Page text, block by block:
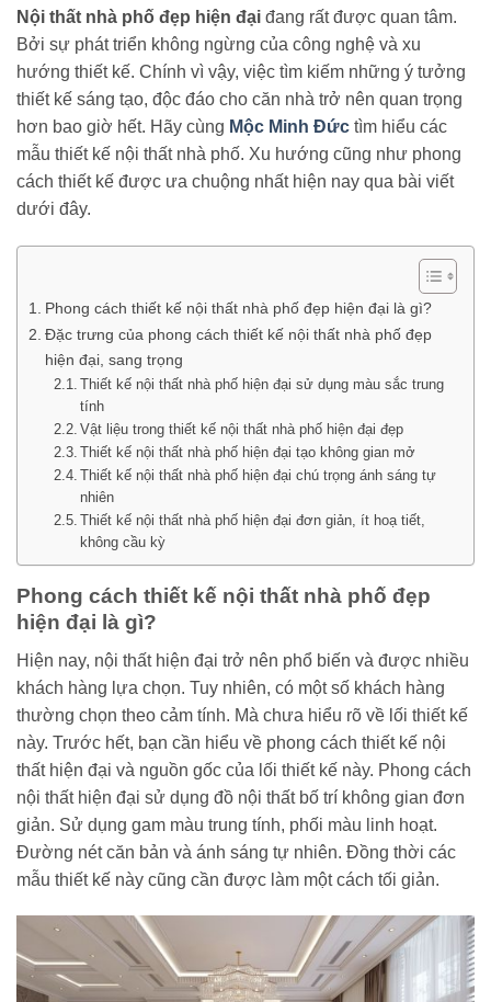
Nội thất nhà phố đẹp hiện đại đang rất được quan tâm.
Bởi sự phát triển không ngừng của công nghệ và xu
hướng thiết kế. Chính vì vậy, việc tìm kiếm những ý tưởng
thiết kế sáng tạo, độc đáo cho căn nhà trở nên quan trọng
hơn bao giờ hết. Hãy cùng Mộc Minh Đức tìm hiểu các
mẫu thiết kế nội thất nhà phố. Xu hướng cũng như phong
cách thiết kế được ưa chuộng nhất hiện nay qua bài viết
dưới đây.
Phong cách thiết kế nội thất nhà phố đẹp hiện đại là gì?
Đặc trưng của phong cách thiết kế nội thất nhà phố đẹp
hiện đại, sang trọng
Thiết kế nội thất nhà phố hiện đại sử dụng màu sắc trung
tính
Vật liệu trong thiết kế nội thất nhà phố hiện đại đẹp
Thiết kế nội thất nhà phố hiện đại tạo không gian mở
Thiết kế nội thất nhà phố hiện đại chú trọng ánh sáng tự
nhiên
Thiết kế nội thất nhà phố hiện đại đơn giản, ít hoạ tiết,
không cầu kỳ
Phong cách thiết kế nội thất nhà phố đẹp
hiện đại là gì?
Hiện nay, nội thất hiện đại trở nên phổ biến và được nhiều
khách hàng lựa chọn. Tuy nhiên, có một số khách hàng
thường chọn theo cảm tính. Mà chưa hiểu rõ về lối thiết kế
này. Trước hết, bạn cần hiểu về phong cách thiết kế nội
thất hiện đại và nguồn gốc của lối thiết kế này. Phong cách
nội thất hiện đại sử dụng đồ nội thất bố trí không gian đơn
giản. Sử dụng gam màu trung tính, phối màu linh hoạt.
Đường nét căn bản và ánh sáng tự nhiên. Đồng thời các
mẫu thiết kế này cũng cần được làm một cách tối giản.